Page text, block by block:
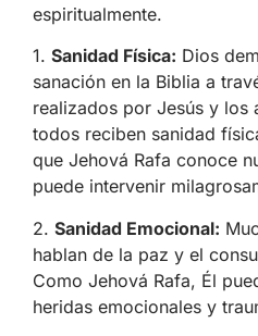
espiritualmente.
1. Sanidad Física: Dios
sanación en la Biblia a
realizados por Jesús y los
todos reciben sanidad
que Jehová Rafa conoce
puede intervenir
2. Sanidad Emocional:
hablan de la paz y el
Como Jehová Rafa, Él
heridas emocionales y